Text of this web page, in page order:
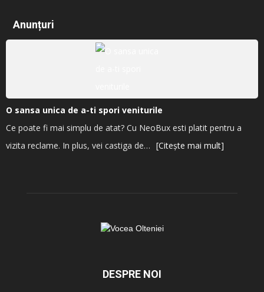
Anunțuri
O sansa unica de a-ti spori veniturile
Ce poate fi mai simplu de atat? Cu NeoBux esti platit pentru a
vizita reclame. In plus, vei castiga de… [Citește mai mult]
DESPRE NOI